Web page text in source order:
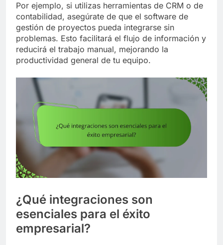
Por ejemplo, si utilizas herramientas de CRM o de
contabilidad, asegúrate de que el software de
gestión de proyectos pueda integrarse sin
problemas. Esto facilitará el flujo de información y
reducirá el trabajo manual, mejorando la
productividad general de tu equipo.
¿Qué integraciones son
esenciales para el éxito
empresarial?